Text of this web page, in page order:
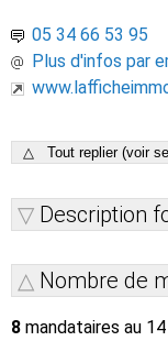
05 34 66 53 95
Plus d'infos par
△ Tout replier (voir
Description
Nombre de
8 mandataires au